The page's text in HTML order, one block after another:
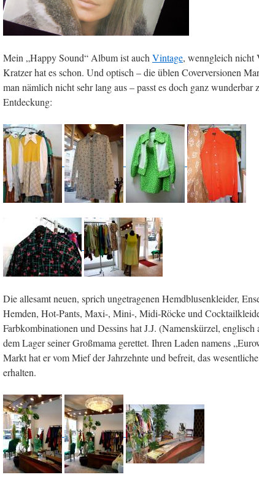
Mein „Happy Sound“ Album ist auchVintage, wenngleich nicht
Kratzer hat es schon. Und optisch – die üblen Coverversionen
man nämlich nicht sehr lang aus – passt es doch ganz wunderbar
Entdeckung:
Die allesamt neuen, sprich ungetragenen Hemdblusenkleider,
Hemden, Hot-Pants, Maxi-, Mini-, Midi-Röcke und
Farbkombinationen und Dessins hat J.J. (Namenskürzel, englisch
dem Lager seiner Großmama gerettet. Ihren Laden namens
Markt hat er vom Mief der Jahrzehnte und befreit, das
erhalten.